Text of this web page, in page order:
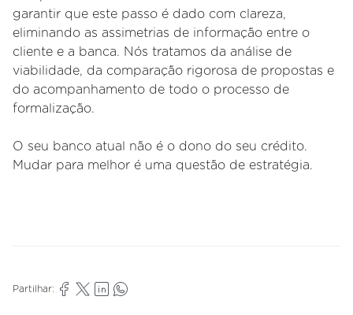
garantir que este passo é dado com clareza,
eliminando as assimetrias de informação entre o
cliente e a banca. Nós tratamos da análise de
viabilidade, da comparação rigorosa de propostas e
do acompanhamento de todo o processo de
formalização.
O seu banco atual não é o dono do seu crédito.
Mudar para melhor é uma questão de estratégia.
Partilhar: